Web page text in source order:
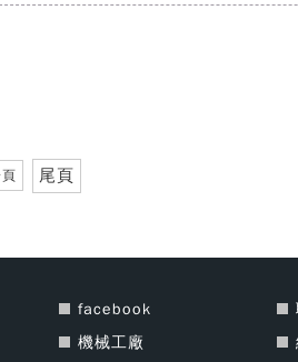
尾頁
facebook
機械工廠